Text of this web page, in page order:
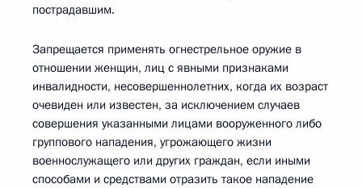
пострадавшим.
Запрещается применять огнестрельное оружие в
отношении женщин, лиц с явными признаками
инвалидности, несовершеннолетних, когда их возраст
очевиден или известен, за исключением случаев
совершения указанными лицами вооруженного либо
группового нападения, угрожающего жизни
военнослужащего или других граждан, если иными
способами и средствами отразить такое нападение